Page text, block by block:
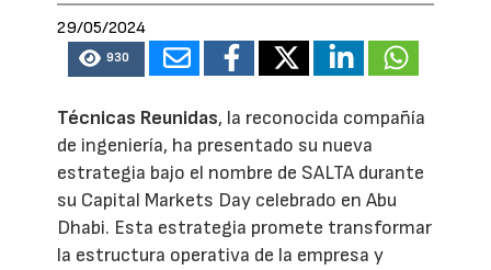
29/05/2024
930
Técnicas Reunidas, la reconocida compañía
de ingeniería, ha presentado su nueva
estrategia bajo el nombre de SALTA durante
su Capital Markets Day celebrado en Abu
Dhabi. Esta estrategia promete transformar
la estructura operativa de la empresa y